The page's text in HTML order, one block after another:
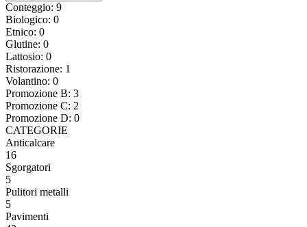
Conteggio: 9
Biologico: 0
Etnico: 0
Glutine: 0
Lattosio: 0
Ristorazione: 1
Volantino: 0
Promozione B: 3
Promozione C: 2
Promozione D: 0
CATEGORIE
Anticalcare
16
Sgorgatori
5
Pulitori metalli
5
Pavimenti